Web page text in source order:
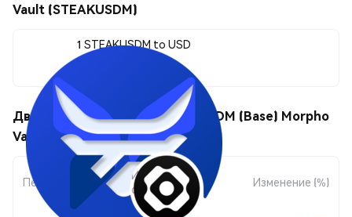
Vault (STEAKUSDM)
1 STEAKUSDM to USD
Движения цены Steakhouse USDM (Base) Morpho
Vault (STEAKUSDM)
Период
Изменение
суммы
Изменение (%)